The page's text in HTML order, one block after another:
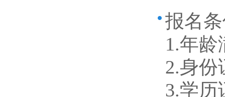
报名
1.年龄
2.身份
3.学历